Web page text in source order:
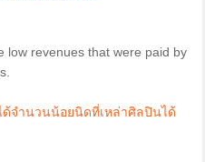
low revenues that were paid by
ด้จำนวนน้อยนิดที่เหล่าศิลปินได้